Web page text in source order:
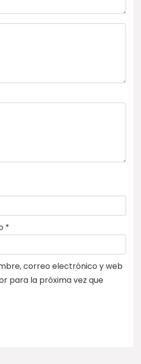
*
correo electrónico y web
para la próxima vez que